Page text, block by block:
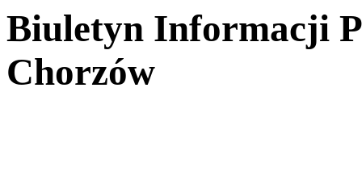
Biuletyn Informacji
Chorzów